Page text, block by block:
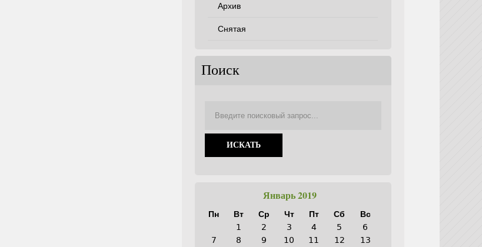
Архив
Снятая
Поиск
Январь 2019
Пн Вт Ср Чт Пт Сб
Вс
1
2 3 4 5
6
7
8 9 10 11 12
13